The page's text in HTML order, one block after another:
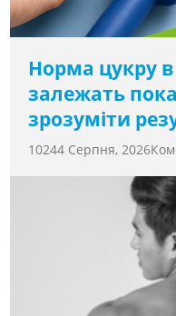
Норма цукру в
залежать
зрозуміти
10244 Серпня, 2026